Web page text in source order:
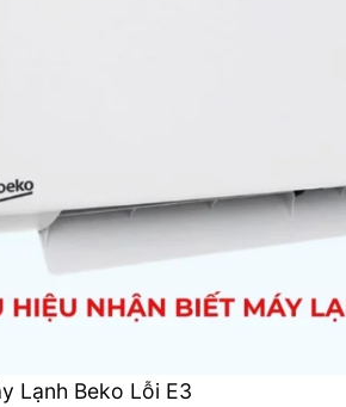
Lạnh Beko Lỗi E3